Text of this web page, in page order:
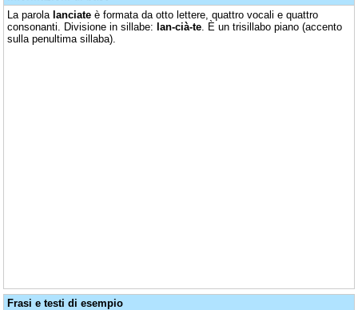
La parola lanciate è formata da otto lettere, quattro vocali e quattro
consonanti. Divisione in sillabe: lan-cià-te . È un trisillabo piano (accento
sulla penultima sillaba).
Frasi e testi di esempio